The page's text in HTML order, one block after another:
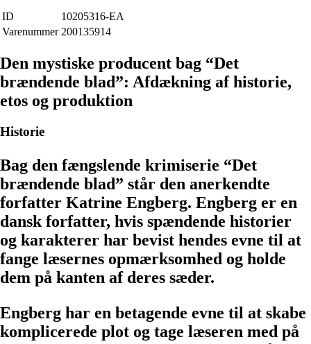
ID
10205316-EA
Varenummer 200135914
Den mystiske producent bag “Det
brændende blad”: Afdækning af historie,
etos og produktion
Historie
Bag den fængslende krimiserie “Det
brændende blad” står den anerkendte
forfatter Katrine Engberg. Engberg er en
dansk forfatter, hvis spændende historier
og karakterer har bevist hendes evne til at
fange læsernes opmærksomhed og holde
dem på kanten af deres sæder.
Engberg har en betagende evne til at skabe
komplicerede plot og tage læseren med på